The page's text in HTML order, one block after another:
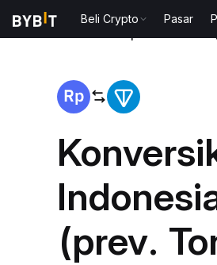
Beli Crypto Pasar
(prev.